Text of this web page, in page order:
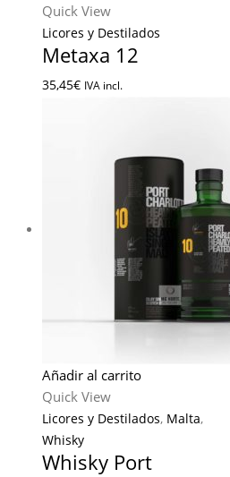
Quick View
Licores y Destilados
Metaxa 12
35,45€ IVA incl.
Añadir al carrito
Quick View
Licores y Destilados, Malta,
Whisky
Whisky Port